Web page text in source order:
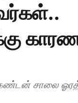
சாலை